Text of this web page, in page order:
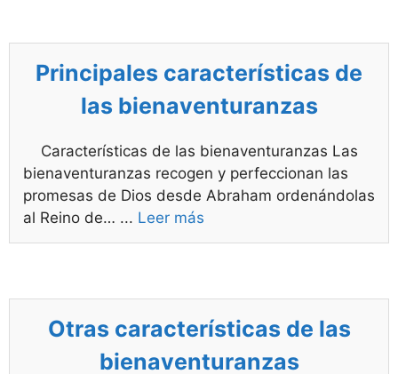
Principales características de
las bienaventuranzas
Características de las bienaventuranzas Las
bienaventuranzas recogen y perfeccionan las
promesas de Dios desde Abraham ordenándolas
al Reino de… ... Leer más
Otras características de las
bienaventuranzas